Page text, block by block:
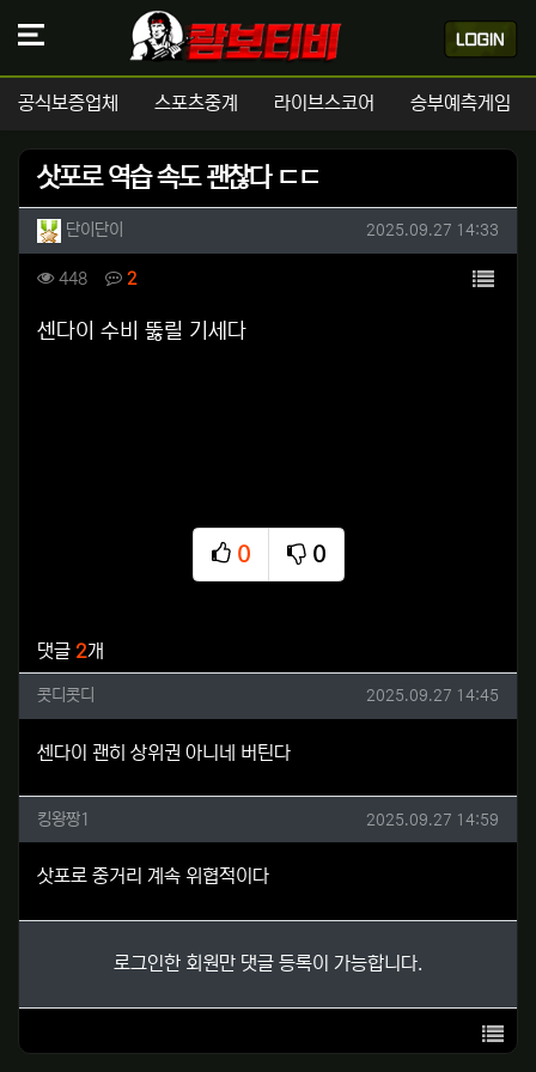
공식보증업체 스포츠중계 라이브스코어 승부예측게임
삿포로 역습 속도 괜찮다 ㄷㄷ
작성자 정보
단이단이 작성일
2025.09.27 14:33
컨텐츠 정보
448조회 2댓글 목록
본문
센다이 수비 뚫릴 기세다
0
추천
0
비추천
댓글 2개
콧디콧디님의 댓글
콧디콧디 작성일
2025.09.27 14:45
센다이 괜히 상위권 아니네 버틴다
킹왕짱1님의 댓글
킹왕짱1 작성일
2025.09.27 14:59
삿포로 중거리 계속 위협적이다
로그인한 회원만 댓글 등록이 가능합니다.
목록